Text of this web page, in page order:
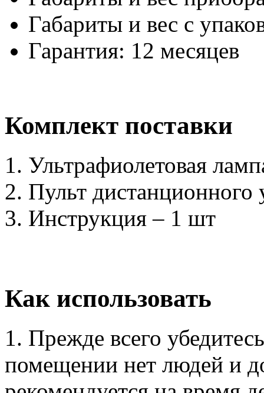
Габариты и вес с
Гарантия: 12 месяцев
Комплект поставки
Ультрафиолетовая
Пульт дистанционного
Инструкция – 1 шт
Как использовать
1. Прежде всего
помещении нет людей и